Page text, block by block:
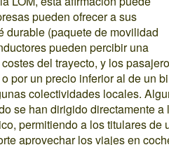
pueden ofrecer a sus
durable (paquete de movilidad
pueden percibir una
del trayecto, y los
por un precio inferior al de un
colectividades locales.
se han dirigido directamente a
permitiendo a los titulares de
aprovechar los viajes en